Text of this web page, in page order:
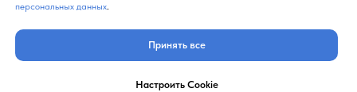
согласия владельца запрещены и преследуется по закону
Политика конфиденциальности
© ArtDob 2026 г. Официальный сайт. ИП Добрынина О. В.
персональных данных.
Принять все
Настроить Cookie